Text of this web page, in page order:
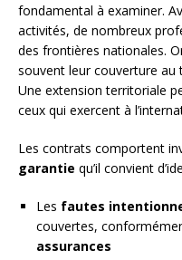
fondamental à examiner.
activités, de nombreux
des frontières nationales.
souvent leur couverture
Une extension territoriale
ceux qui exercent à
Les contrats comportent
garantie qu’il convient
Les fautes
couvertes,
assurances